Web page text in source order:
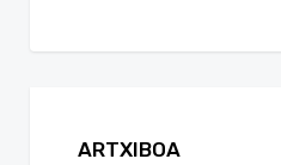
ARTXIBOA